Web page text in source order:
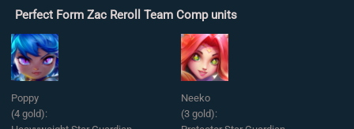
Perfect Form Zac Reroll Team Comp units
Poppy
(4 gold):
Neeko
(3 gold):